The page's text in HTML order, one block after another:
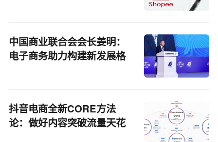
中国商业联合会会长姜明：
电子商务助力构建新发展格
抖音电商全新CORE方法
论：做好内容突破流量天花